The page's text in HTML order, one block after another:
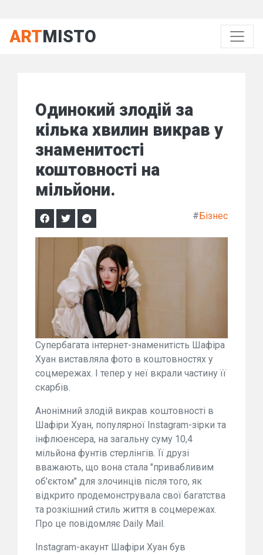
ARTMISTO
Одинокий злодій за
кілька хвилин викрав у
знаменитості
коштовності на
мільйони.
#Бізнес
Супербагата інтернет-знаменитість Шафіра
Хуан виставляла фото в коштовностях у
соцмережах. І тепер у неї вкрали частину її
скарбів.
Анонімний злодій викрав коштовності в
Шафіри Хуан, популярної Instagram-зірки та
інфлюенсера, на загальну суму 10,4
мільйона фунтів стерлінгів. Її друзі
вважають, що вона стала "привабливим
об'єктом" для злочинців після того, як
відкрито продемонструвала свої багатства
та розкішний стиль життя в соцмережах.
Про це повідомляє Daily Mail.
Instagram-акаунт Шафіри Хуан був